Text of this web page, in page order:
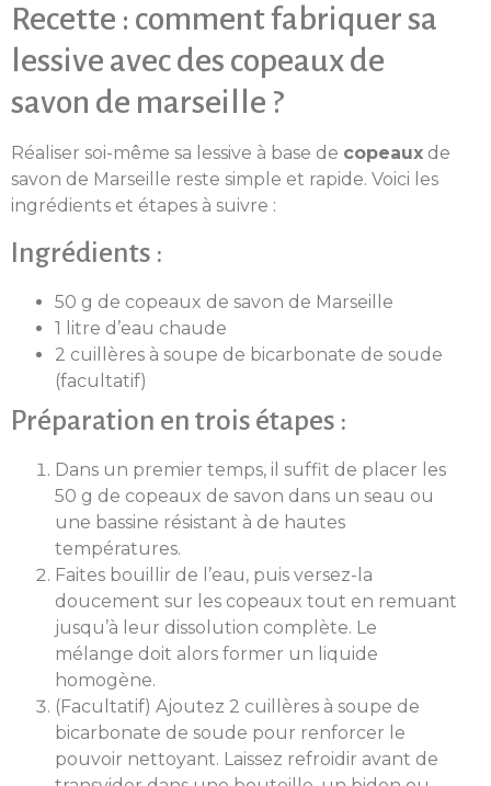
Recette : comment fabriquer sa
lessive avec des copeaux de
savon de marseille ?
Réaliser soi-même sa lessive à base de copeaux de
savon de Marseille reste simple et rapide. Voici les
ingrédients et étapes à suivre :
Ingrédients :
50 g de copeaux de savon de Marseille
1 litre d’eau chaude
2 cuillères à soupe de bicarbonate de soude
(facultatif)
Préparation en trois étapes :
Dans un premier temps, il suffit de placer les
50 g de copeaux de savon dans un seau ou
une bassine résistant à de hautes
températures.
Faites bouillir de l’eau, puis versez-la
doucement sur les copeaux tout en remuant
jusqu’à leur dissolution complète. Le
mélange doit alors former un liquide
homogène.
(Facultatif) Ajoutez 2 cuillères à soupe de
bicarbonate de soude pour renforcer le
pouvoir nettoyant. Laissez refroidir avant de